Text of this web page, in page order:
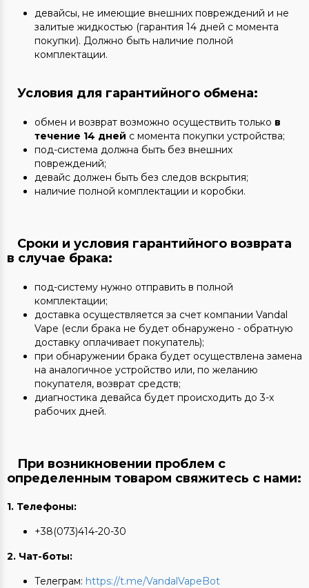
девайсы, не имеющие внешних повреждений и не
залитые жидкостью (гарантия 14 дней с момента
покупки). Должно быть наличие полной
комплектации.
Условия для гарантийного обмена:
обмен и возврат возможно осуществить только в
течение 14 дней с момента покупки устройства;
под-система должна быть без внешних
повреждений;
девайс должен быть без следов вскрытия;
наличие полной комплектации и коробки.
Сроки и условия гарантийного возврата
в случае брака:
под-систему нужно отправить в полной
комплектации;
доставка осуществляется за счет компании Vandal
Vape (если брака не будет обнаружено - обратную
доставку оплачивает покупатель);
при обнаружении брака будет осуществлена замена
на аналогичное устройство или, по желанию
покупателя, возврат средств;
диагностика девайса будет происходить до 3-х
рабочих дней.
При возникновении проблем с
определенным товаром свяжитесь с нами:
1. Телефоны:
+38(073)414-20-30
2. Чат-боты:
Телеграм: https://t.me/VandalVapeBot